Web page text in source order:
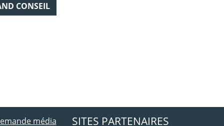
CONSEIL
média SITES PARTENAIRES